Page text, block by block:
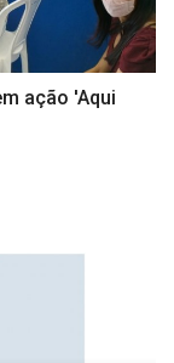
ação 'Aqui